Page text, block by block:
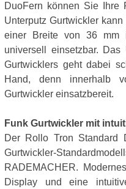
DuoFern können Sie Ihre
Unterputz Gurtwickler
einer Breite von 36 mm
universell einsetzbar.
Gurtwicklers geht dabei
Hand, denn innerhalb
Gurtwickler einsatzbereit.
Funk Gurtwickler mit
Der Rollo Tron Standard
Gurtwickler-
RADEMACHER.
Display und eine